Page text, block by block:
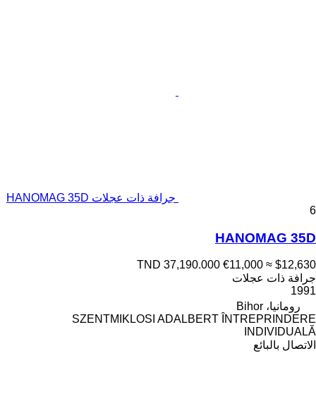
جرافة ذات عجلات HANOMAG 35D
6
HANOMAG 35D
TND 37,190.000 €11,000 ≈ $12,630
جرافة ذات عجلات
1991
رومانيا، Bihor
SZENTMIKLOSI ADALBERT ÎNTREPRINDERE
INDIVIDUALĂ
الاتصال بالبائع